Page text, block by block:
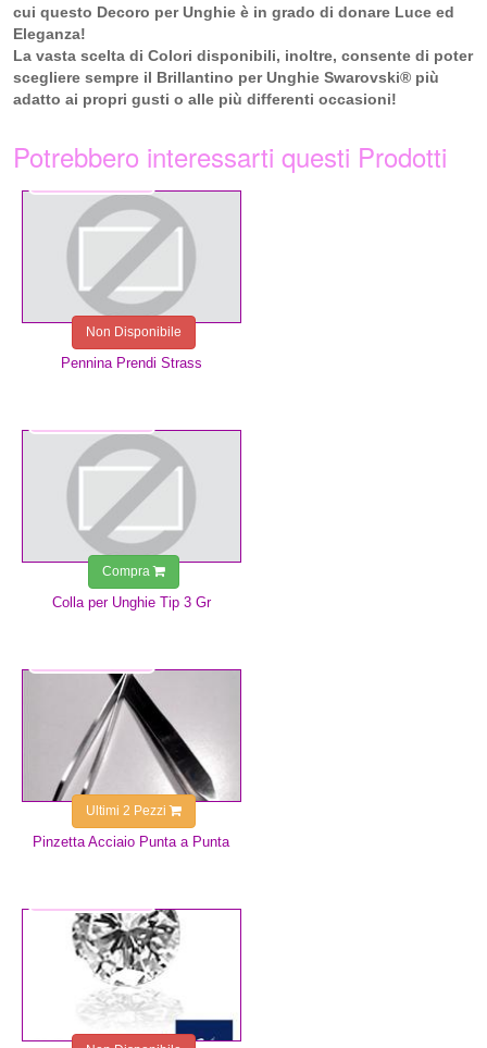
cui questo Decoro per Unghie è in grado di donare Luce ed
Eleganza!
La vasta scelta di Colori disponibili, inoltre, consente di poter
scegliere sempre il Brillantino per Unghie Swarovski® più
adatto ai propri gusti o alle più differenti occasioni!
Potrebbero interessarti questi Prodotti
Pennina Prendi Strass
Non Disponibile
Colla per Unghie Tip 3 Gr
Compra
Pinzetta Acciaio Punta a Punta
Ultimi 2 Pezzi